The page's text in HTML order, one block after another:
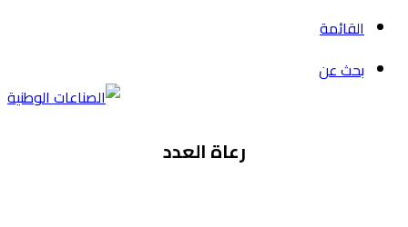
القائمة
بحث عن
رعاة العدد